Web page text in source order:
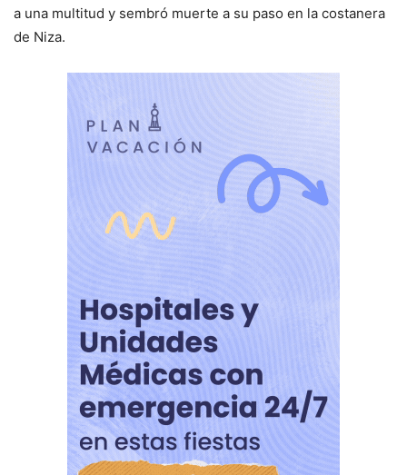
a una multitud y sembró muerte a su paso en la costanera
de Niza.